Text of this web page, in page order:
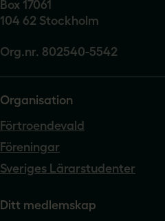
Box 17061
104 62 Stockholm
Org.nr. 802540-5542
Organisation
Förtroendevald
Föreningar
Sveriges Lärarstudenter
Ditt medlemskap